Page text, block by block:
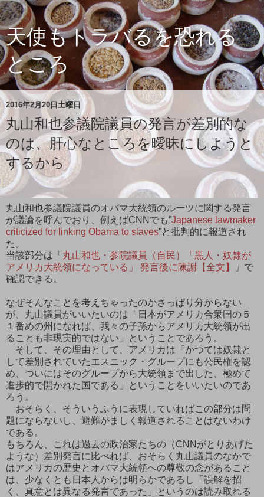
天使もトラバるを恐れる
ところ
2016年2月20日土曜日
丸山和也参議院議員の発言が差別的な
のは、肝心なところを曖昧にしようと
するから
丸山和也参議院議員のオバマ大統領のルーツに関する発言
が議論を呼んでおり、例えばCNNでも”Japanese lawmaker
criticized for linking Obama to slaves”と批判的に報道され
た。
当該部分は「 丸山和也・参院議員（自民）「黒人・奴隷が
アメリカ大統領になっている」 発言後に陳謝【全文】
」で
確認できる。
なぜそんなことを考えちゃったのかさっぱり分からない
が、丸山議員がいいたいのは「日本がアメリカ合衆国の５
１番めの州になれば、我々の子孫からアメリカ大統領が出
ることも非現実的ではない」ということであろう。
そして、その理由として、アメリカは「かつては奴隷と
して差別されていたエスニック・グループにも公民権を認
め、ついにはそのグループから大統領まで出した、極めて
進歩的で開かれた国である」ということをいいたいのであ
ろう。
おそらく、そういうふうに表現していればこの部分は問
題にならないし、避難がましく報道されることはないわけ
である。
もちろん、これは過去の政治家たちの（CNNがとりあげた
ような）差別発言に比べれば、おそらく丸山議員のなかで
はアメリカの歴史とオバマ大統領への尊敬の念があること
は、少なくとも日本人からは明らかであるし「誤解を招
く、真意とは異なる発言であった」というのは読み取れる